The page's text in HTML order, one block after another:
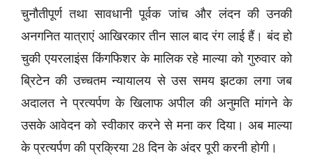
चुनौतीपूर्ण तथा सावधानी पूर्वक जांच और लंदन की उनकी
अनगनित यात्राएं आखिरकार तीन साल बाद रंग लाई हैं। बंद हो
चुकी एयरलाइंस किंगफिशर के मालिक रहे माल्या को गुरुवार को
ब्रिटेन की उच्चतम न्यायालय से उस समय झटका लगा जब
अदालत ने प्रत्यर्पण के खिलाफ अपील की अनुमति मांगने के
उसके आवेदन को स्वीकार करने से मना कर दिया। अब माल्या
के प्रत्यर्पण की प्रक्रिया 28 दिन के अंदर पूरी करनी होगी।